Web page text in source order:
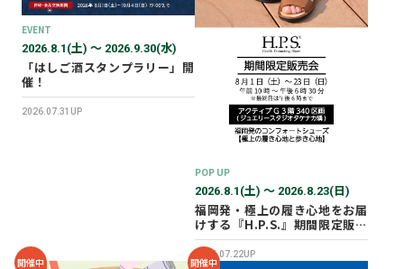
EVENT
2026.8.1(土) 〜 2026.9.30(水)
「はしご酒スタンプラリー」開
催！
2026.07.31UP
POP UP
2026.8.1(土) 〜 2026.8.23(日)
福岡発・極上の履き心地をお届
けする『H.P.S.』期間限定販売
会を開催✨
2026.07.22UP
開催中 開催中